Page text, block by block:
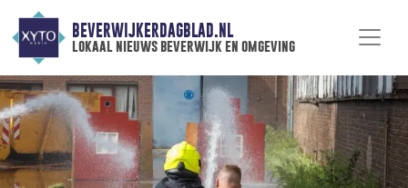
BEVERWIJKERDAGBLAD.NL
lokaal nieuws beverwijk en omgeving